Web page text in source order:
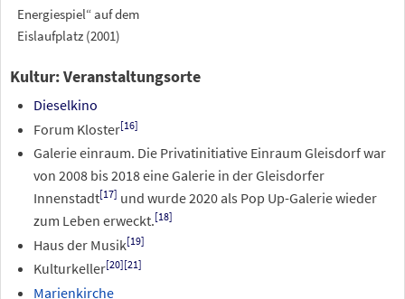
Energiespiel“ auf dem
Eislaufplatz (2001)
Kultur: Veranstaltungsorte
Dieselkino
Forum Kloster[16]
Galerie einraum. Die Privatinitiative Einraum Gleisdorf war
von 2008 bis 2018 eine Galerie in der Gleisdorfer
Innenstadt[17] und wurde 2020 als Pop Up-Galerie wieder
zum Leben erweckt.[18]
Haus der Musik[19]
Kulturkeller[20][21]
Marienkirche